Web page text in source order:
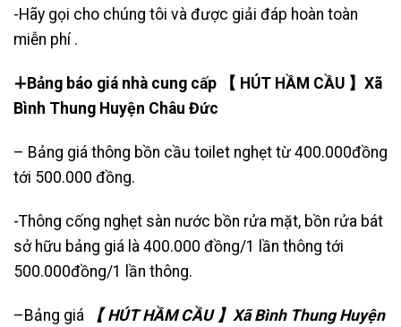
-Hãy gọi cho chúng tôi và được giải đáp hoàn toàn
miễn phí .
∔Bảng báo giá nhà cung cấp 【 HÚT HẦM CẦU 】Xã
Bình Thung Huyện Châu Đức
– Bảng giá thông bồn cầu toilet nghẹt từ 400.000đồng
tới 500.000 đồng.
-Thông cống nghẹt sàn nước bồn rửa mặt, bồn rửa bát
sở hữu bảng giá là 400.000 đồng/1 lần thông tới
500.000đồng/1 lần thông.
–Bảng giá 【 HÚT HẦM CẦU 】Xã Bình Thung Huyện